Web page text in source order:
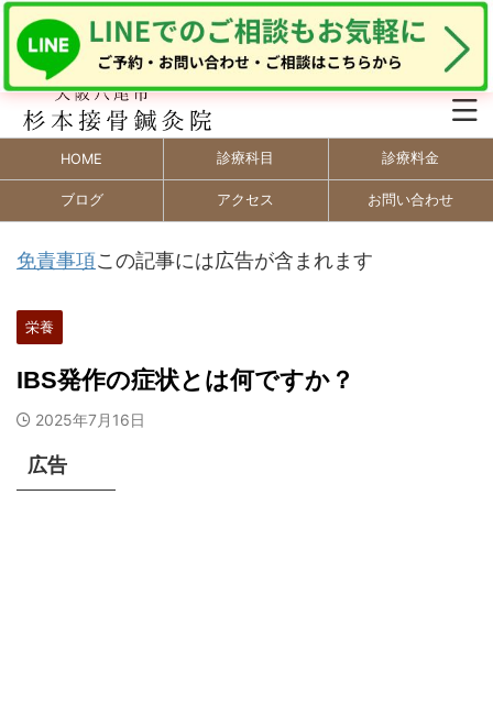
HOME 診療科目 診療料金
ブログ アクセス お問い合わせ
免責事項この記事には広告が含まれます
栄養
IBS発作の症状とは何ですか？
2025年7月16日
広告